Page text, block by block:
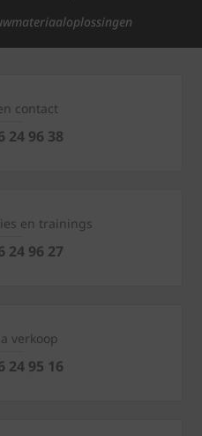
contact
24 96 38
en trainings
24 96 27
verkoop
24 95 16